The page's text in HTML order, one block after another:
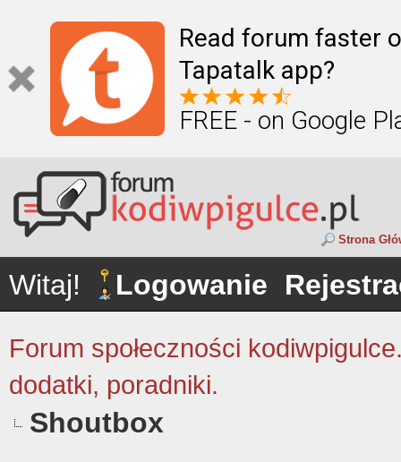
Read forum faster
Tapatalk app?
FREE - on Google
Strona
Witaj! Logowanie
Forum społeczności
dodatki, poradniki.
Shoutbox